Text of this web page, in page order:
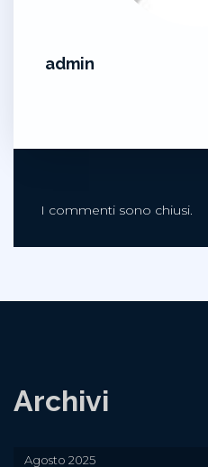
admin
I commenti sono chiusi.
Archivi
Agosto 2025